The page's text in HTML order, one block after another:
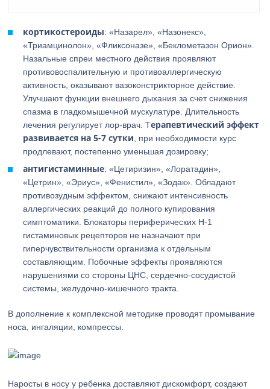
кортикостероиды: «Назарел», «Назонекс»,
«Триамцинолон», «Фликсоназе», «Беклометазон Орион».
Назальные спреи местного действия проявляют
противовоспалительную и противоаллергическую
активность, оказывают вазоконстрикторное действие.
Улучшают функции внешнего дыхания за счет снижения
спазма в гладкомышечной мускулатуре. Длительность
лечения регулирует лор-врач. Терапевтический эффект
развивается на 5-7 сутки , при необходимости курс
продлевают, постепенно уменьшая дозировку;
антигистаминные: «Цетиризин», «Лоратадин»,
«Цетрин», «Эриус», «Фенистил», «Зодак». Обладают
противозудным эффектом, снижают интенсивность
аллергических реакций до полного купирования
симптоматики. Блокаторы периферических Н-1
гистаминовых рецепторов не назначают при
гиперчувствительности организма к отдельным
составляющим. Побочные эффекты проявляются
нарушениями со стороны ЦНС, сердечно-сосудистой
системы, желудочно-кишечного тракта.
В дополнение к комплексной методике проводят промывание
носа, ингаляции, компрессы.
Наросты в носу у ребенка доставляют дискомфорт, создают